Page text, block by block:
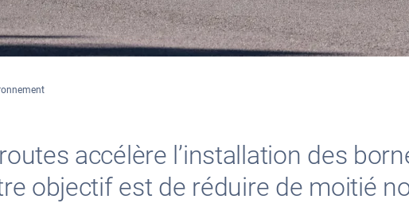
accélère l’installation des
objectif est de réduire de moitié